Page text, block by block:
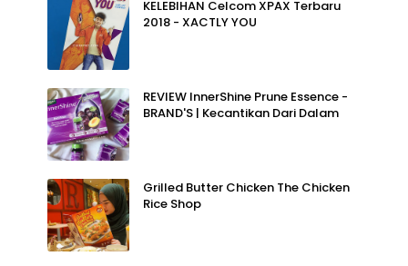
KELEBIHAN Celcom XPAX Terbaru
2018 - XACTLY YOU
REVIEW InnerShine Prune Essence -
BRAND'S | Kecantikan Dari Dalam
Grilled Butter Chicken The Chicken
Rice Shop